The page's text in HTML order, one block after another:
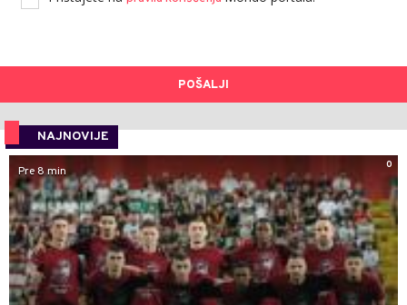
POŠALJI
NAJNOVIJE
0
Pre 8 min